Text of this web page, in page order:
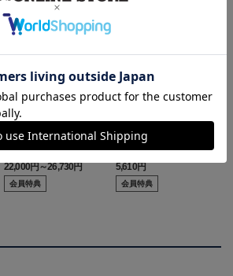
2026/27オーセンティッ
クユニフォーム(FP2nd/半
袖）
22,000円～26,730円
会員特典
【130cm】キッズユニフ
ォーム
5,610円
会員特典